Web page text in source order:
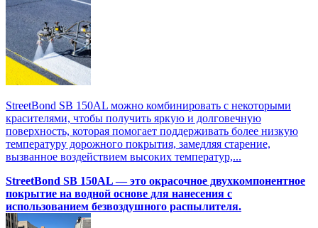
StreetBond SB 150AL можно комбинировать с некоторыми
красителями, чтобы получить яркую и долговечную
поверхность, которая помогает поддерживать более низкую
температуру дорожного покрытия, замедляя старение,
вызванное воздействием высоких температур,...
StreetBond SB 150AL — это окрасочное двухкомпонентное
покрытие на водной основе для нанесения с
использованием безвоздушного распылителя.